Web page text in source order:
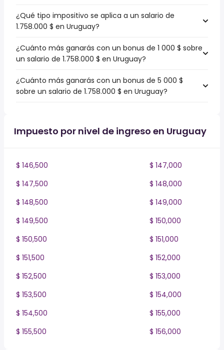
¿Qué tipo impositivo se aplica a un salario de
1.758.000 $ en Uruguay?
¿Cuánto más ganarás con un bonus de 1 000 $ sobre
un salario de 1.758.000 $ en Uruguay?
¿Cuánto más ganarás con un bonus de 5 000 $
sobre un salario de 1.758.000 $ en Uruguay?
Impuesto por nivel de ingreso en Uruguay
$ 146,500
$ 147,000
$ 147,500
$ 148,000
$ 148,500
$ 149,000
$ 149,500
$ 150,000
$ 150,500
$ 151,000
$ 151,500
$ 152,000
$ 152,500
$ 153,000
$ 153,500
$ 154,000
$ 154,500
$ 155,000
$ 155,500
$ 156,000